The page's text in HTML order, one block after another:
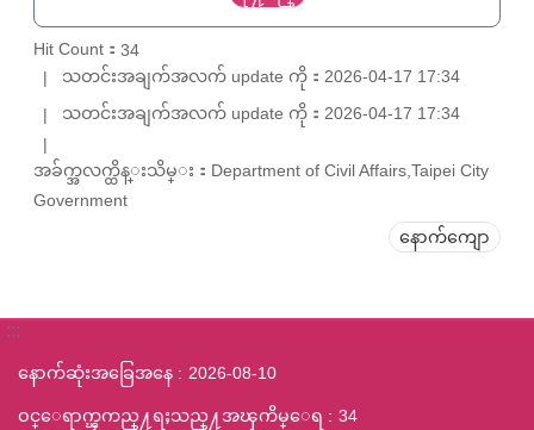
Hit Count： 34
သတင်းအချက်အလက် update ကို：2026-04-17 17:34
သတင်းအချက်အလက် update ကို：2026-04-17 17:34
အခ်က္အလက္ထိန္းသိမ္း：Department of Civil Affairs,Taipei City
Government
နောက်ကျော
:::
နောက်ဆုံးအခြေအနေ 2026-08-10
ဝင္ေရာက္ၾကည္႔ရႈသည္႔အၾကိမ္ေရ 34